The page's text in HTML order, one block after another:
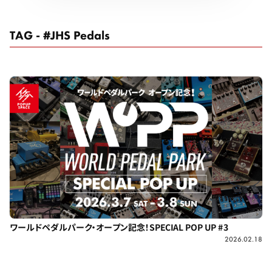
TAG - #JHS Pedals
ワールドペダルパーク・オープン記念！SPECIAL POP UP #3
2026.02.18